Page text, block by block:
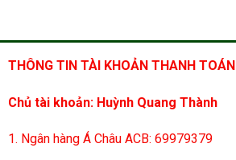
THÔNG TIN TÀI KHOẢN THANH TOÁN
Chủ tài khoản: Huỳnh Quang Thành
1. Ngân hàng Á Châu ACB: 69979379